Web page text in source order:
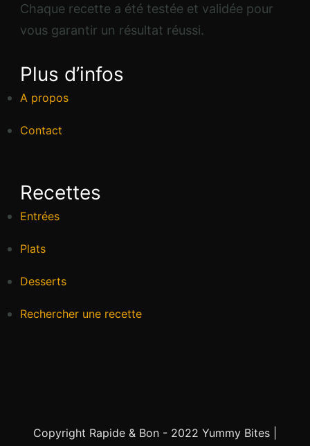
Chaque recette a été testée et validée pour
vous garantir un résultat réussi.
Plus d’infos
A propos
Contact
Recettes
Entrées
Plats
Desserts
Rechercher une recette
Copyright Rapide & Bon - 2022 Yummy Bites |